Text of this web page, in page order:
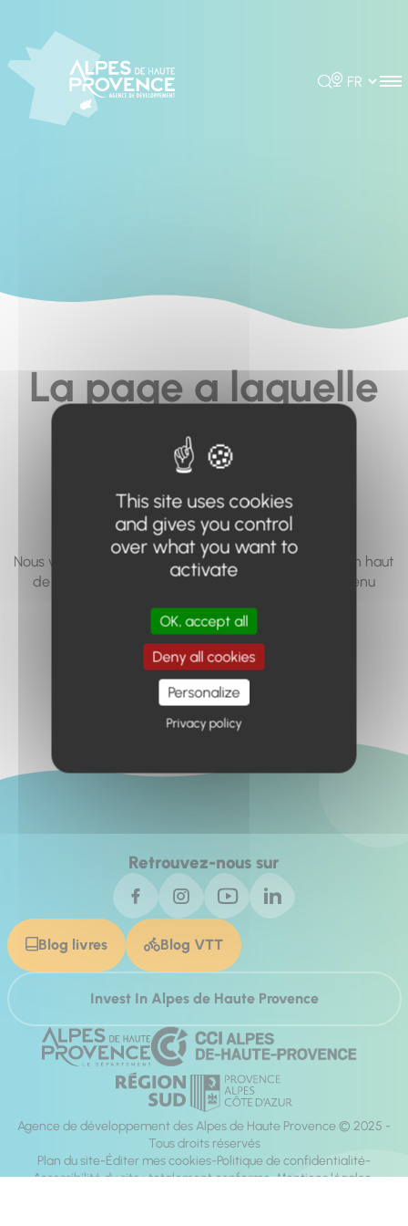
Rechercher
Choisir la
La page a laquelle
vous cherchez à
accéder n'existe
pas... ou plus.
Nous vous invitons à utiliser le moteur de recherche en haut
de page, ou à utiliser le menu pour trouver le contenu
Retour à l'accueil
Retrouvez-nous sur
Blog livres Blog VTT
Invest In Alpes de Haute Provence
Agence de développement des Alpes de Haute Provence © 2025 -
Tous droits réservés
Plan du site Éditer mes cookies Politique de confidentialité
Accessibilité du site : totalement conforme Mentions légales
This site uses cookies
and gives you control
over what you want to
activate
OK, accept all
Deny all cookies
Personalize
Privacy policy